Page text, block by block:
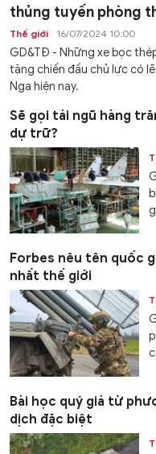
thủng tuyến phòng
Thế giới 16/07/2024 10:00
GD&TĐ - Những xe bọc
tăng chiến đấu chủ lực có
Nga hiện nay.
Sẽ gọi tái ngũ hàng
dự trữ?
Forbes nêu tên quốc
nhất thế giới
Bài học quý giá từ
dịch đặc biệt